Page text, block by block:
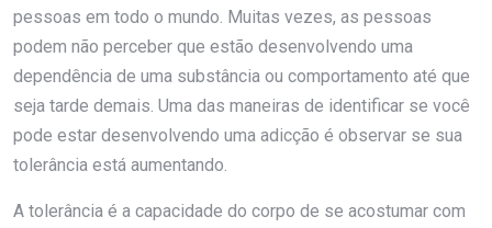
pessoas em todo o mundo. Muitas vezes, as pessoas
podem não perceber que estão desenvolvendo uma
dependência de uma substância ou comportamento até que
seja tarde demais. Uma das maneiras de identificar se você
pode estar desenvolvendo uma adicção é observar se sua
tolerância está aumentando.
A tolerância é a capacidade do corpo de se acostumar com